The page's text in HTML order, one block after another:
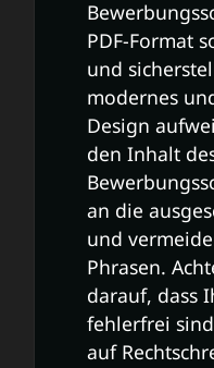
PDF-Format
und
modernes
Design
den Inhalt
an die
und
Phrasen.
darauf, dass
fehlerfrei
auf